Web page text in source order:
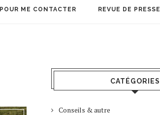
POUR ME CONTACTER REVUE DE PRESSE
CATÉGORIES
Conseils & autre